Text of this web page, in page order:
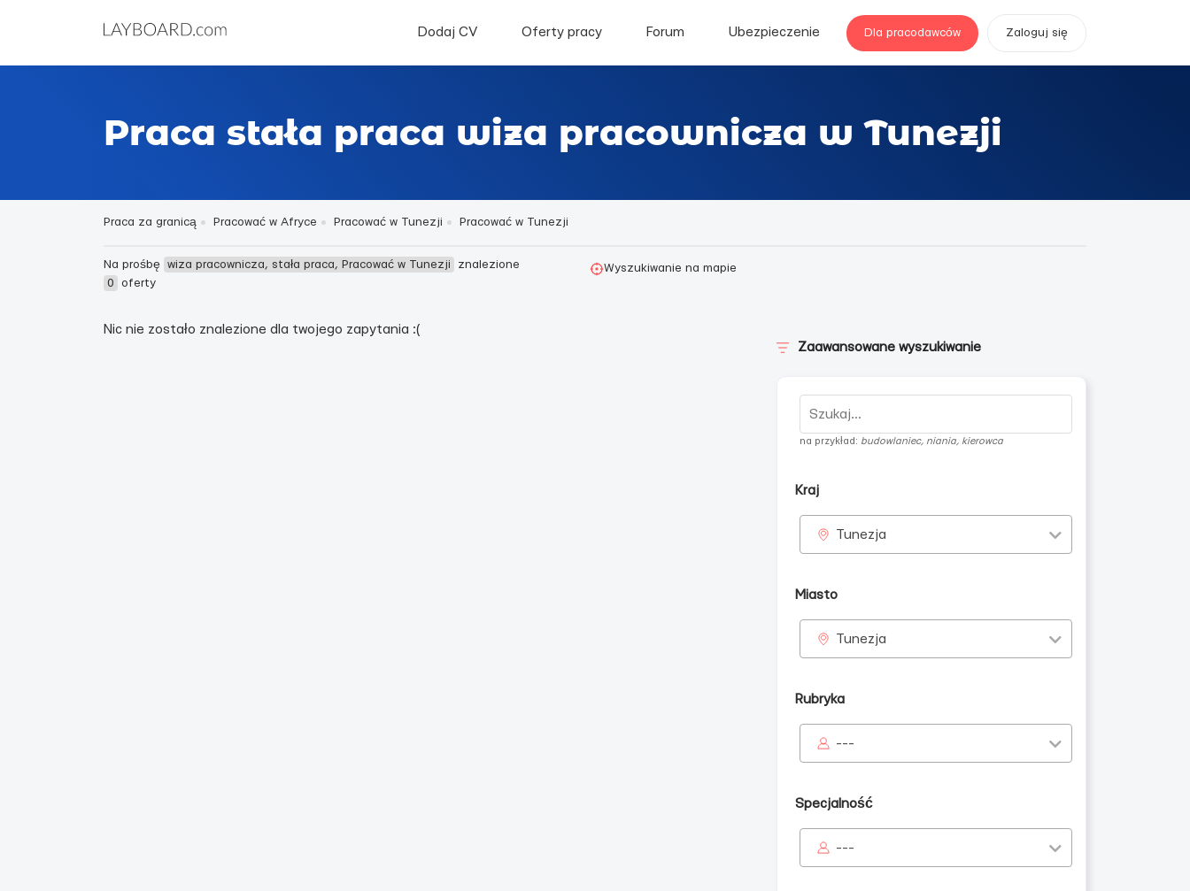
Dodaj CV Oferty pracy Forum Ubezpieczenie Dla pracodawców Zaloguj się
Praca stała praca wiza pracownicza w Tunezji
Praca za granicą Pracować w Afryce Pracować w Tunezji Pracować w Tunezji
Na prośbę wiza pracownicza, stała praca, Pracować w Tunezji
znalezione
0
oferty
Wyszukiwanie na mapie
Nic nie zostało znalezione dla twojego zapytania :(
Zaawansowane wyszukiwanie
na przykład: budowlaniec, niania, kierowca
Kraj
Tunezja
Miasto
Tunezja
Rubryka
---
Specjalność
---